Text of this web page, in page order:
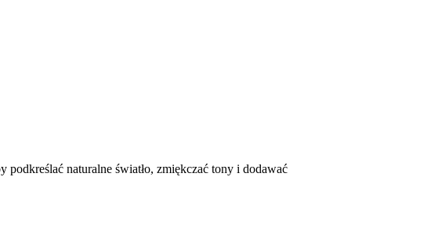
podkreślać naturalne światło, zmiękczać tony i dodawać